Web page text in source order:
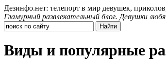
Дезинфо.нет: телепорт в мир девушек,
Гламурный развлекательный блог. Девушки
Виды и популярные